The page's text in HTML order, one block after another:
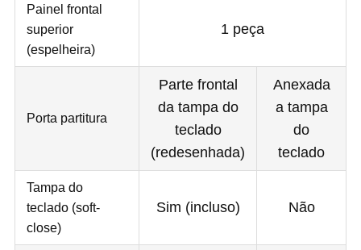
Painel frontal
superior
(espelheira)
1 peça
Porta partitura
Parte frontal
da tampa do
teclado
(redesenhada)
Anexada
a tampa
do
teclado
Tampa do
teclado (soft-
close)
Sim (incluso) Não